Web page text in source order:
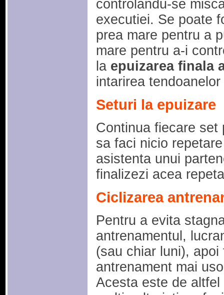
controlandu-se
executiei. Se poate
prea mare pentru a
mare pentru a-i
la epuizarea finala
intarirea
Seturi la epuizare
Continua fiecare set
sa faci nicio
asistenta unui
finalizezi acea
Ciclizarea
Pentru a evita
antrenamentul,
(sau chiar luni),
antrenament mai
Acesta este de